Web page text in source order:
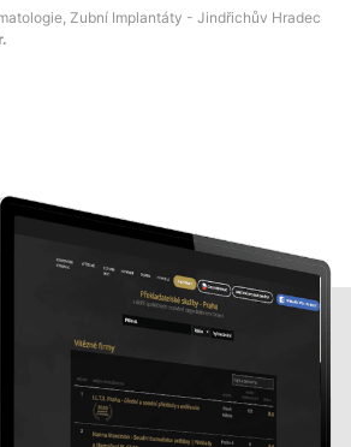
Zubní Implantáty - Jindřichův Hradec